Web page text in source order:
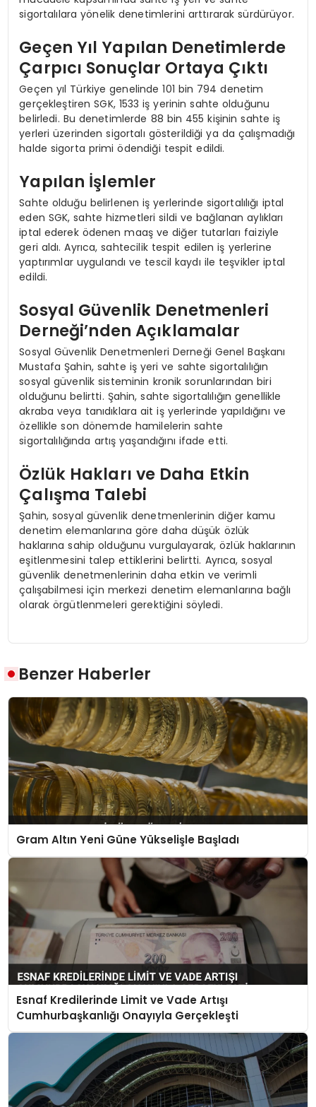
sigortalılara yönelik denetimlerini arttırarak sürdürüyor.
Geçen Yıl Yapılan Denetimlerde
Çarpıcı Sonuçlar Ortaya Çıktı
Geçen yıl Türkiye genelinde 101 bin 794 denetim
gerçekleştiren SGK, 1533 iş yerinin sahte olduğunu
belirledi. Bu denetimlerde 88 bin 455 kişinin sahte iş
yerleri üzerinden sigortalı gösterildiği ya da çalışmadığı
halde sigorta primi ödendiği tespit edildi.
Yapılan İşlemler
Sahte olduğu belirlenen iş yerlerinde sigortalılığı iptal
eden SGK, sahte hizmetleri sildi ve bağlanan aylıkları
iptal ederek ödenen maaş ve diğer tutarları faiziyle
geri aldı. Ayrıca, sahtecilik tespit edilen iş yerlerine
yaptırımlar uygulandı ve tescil kaydı ile teşvikler iptal
edildi.
Sosyal Güvenlik Denetmenleri
Derneği’nden Açıklamalar
Sosyal Güvenlik Denetmenleri Derneği Genel Başkanı
Mustafa Şahin, sahte iş yeri ve sahte sigortalılığın
sosyal güvenlik sisteminin kronik sorunlarından biri
olduğunu belirtti. Şahin, sahte sigortalılığın genellikle
akraba veya tanıdıklara ait iş yerlerinde yapıldığını ve
özellikle son dönemde hamilelerin sahte
sigortalılığında artış yaşandığını ifade etti.
Özlük Hakları ve Daha Etkin
Çalışma Talebi
Şahin, sosyal güvenlik denetmenlerinin diğer kamu
denetim elemanlarına göre daha düşük özlük
haklarına sahip olduğunu vurgulayarak, özlük haklarının
eşitlenmesini talep ettiklerini belirtti. Ayrıca, sosyal
güvenlik denetmenlerinin daha etkin ve verimli
çalışabilmesi için merkezi denetim elemanlarına bağlı
olarak örgütlenmeleri gerektiğini söyledi.
Benzer Haberler
Gram Altın Yeni Güne Yükselişle Başladı
Esnaf Kredilerinde Limit ve Vade Artışı
Cumhurbaşkanlığı Onayıyla Gerçekleşti